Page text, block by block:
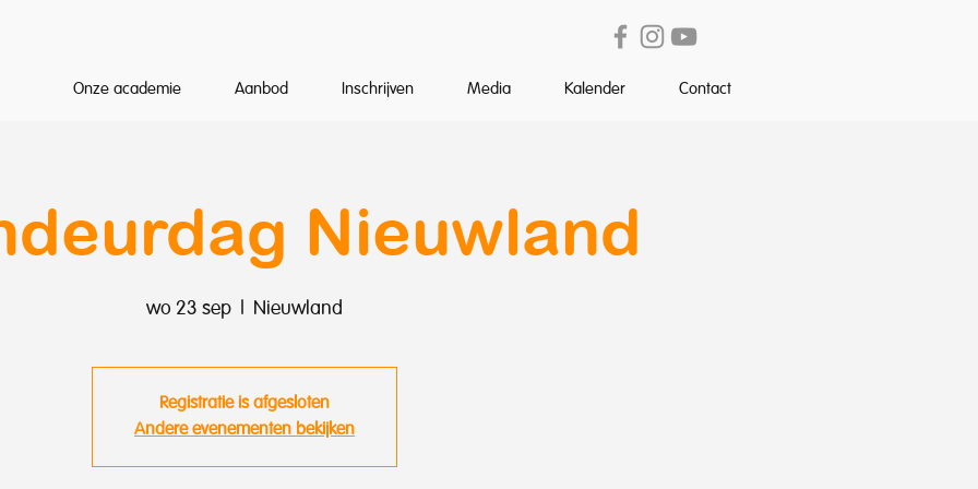
Onze academie Aanbod Inschrijven Media Kalender Contact
Nieuwland
wo 23 sep
  |
Nieuwland
Registratie is afgesloten
Andere evenementen bekijken